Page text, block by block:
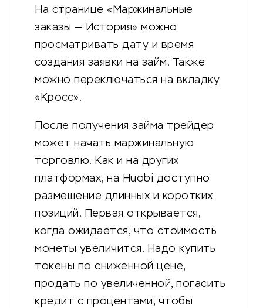
На странице «Маржинальные
заказы — История» можно
просматривать дату и время
создания заявки на займ. Также
можно переключаться на вкладку
«Кросс».
После получения займа трейдер
может начать маржинальную
торговлю. Как и на других
платформах, на Huobi доступно
размещение длинных и коротких
позиций. Первая открывается,
когда ожидается, что стоимость
монеты увеличится. Надо купить
токены по сниженной цене,
продать по увеличенной, погасить
кредит с процентами, чтобы